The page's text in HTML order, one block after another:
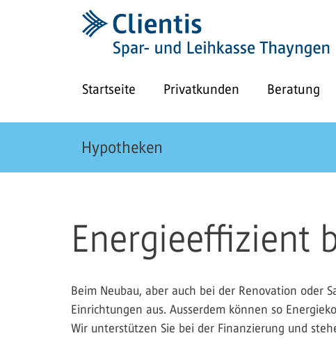
Startseite Privatkunden Beratung
Hypotheken
Energieeffizient
Beim Neubau, aber auch bei der Renovation oder
Einrichtungen aus. Ausserdem können so
Wir unterstützen Sie bei der Finanzierung und